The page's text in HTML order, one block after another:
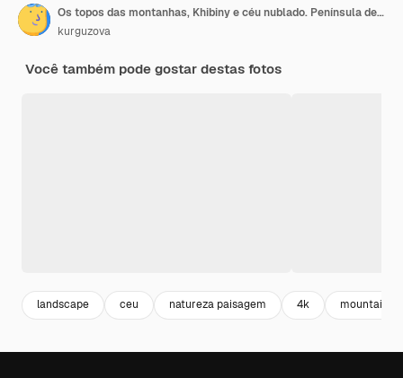
Os topos das montanhas, Khibiny e céu nublado. Península de Kola, Rússia.
kurguzova
Você também pode gostar destas fotos
landscape ceu natureza paisagem 4k mountains